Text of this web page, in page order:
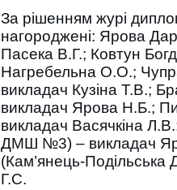
За рішенням журі
нагороджені: Ярова
Пасека В.Г.; Ковтун
Нагребельна О.О.;
викладач Кузіна Т.В.;
викладач Ярова Н.Б.;
викладач Васячкіна
ДМШ №3) – викладач
(Кам’янець-
Г.С.